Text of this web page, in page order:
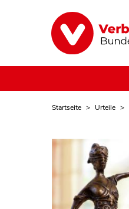
Startseite Urteile